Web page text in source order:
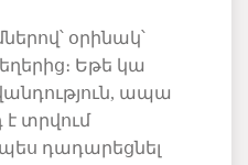
օրինակ՝
Եթե կա
, ապա
է տրվում
դադարեցնել